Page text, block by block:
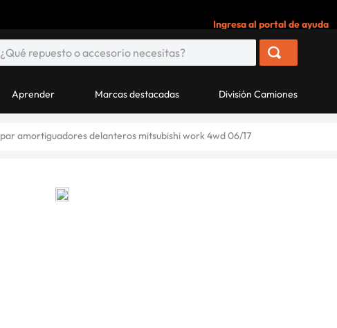
Ingresa al portal de ayuda
Aprender Marcas destacadas División Camiones
par amortiguadores delanteros mitsubishi work 4wd 06/17